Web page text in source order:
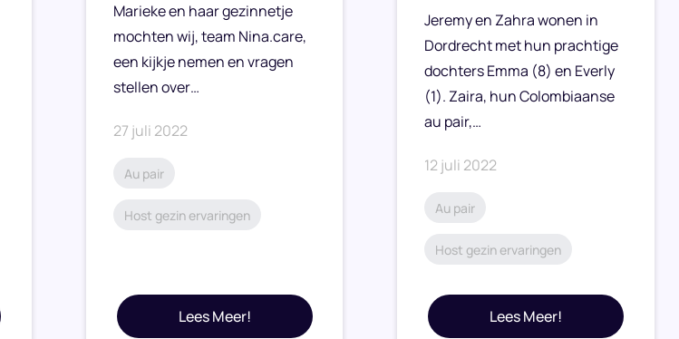
Marieke en haar gezinnetje
mochten wij, team Nina.care,
een kijkje nemen en vragen
stellen over…
27 juli 2022
Au pair
Host gezin ervaringen
Lees Meer!
Jeremy en Zahra wonen in
Dordrecht met hun prachtige
dochters Emma (8) en Everly
(1). Zaira, hun Colombiaanse
au pair,…
12 juli 2022
Au pair
Host gezin ervaringen
Lees Meer!